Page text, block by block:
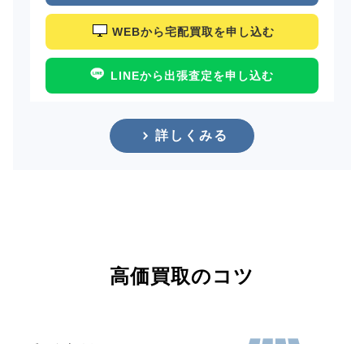
WEBから宅配買取を申し込む
LINEから出張査定を申し込む
詳しくみる
高価買取のコツ